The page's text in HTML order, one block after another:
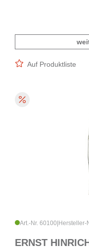
Auf Produktliste
Art.-Nr. 60100 Hersteller-
ERNST